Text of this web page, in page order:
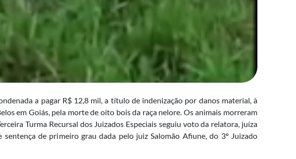
a pagar R$ 12,8 mil, a título de indenização por danos material, à
em Goiás, pela morte de oito bois da raça nelore. Os animais morreram
Turma Recursal dos Juizados Especiais seguiu voto da relatora, juíza
de primeiro grau dada pelo juiz Salomão Afiune, do 3º Juizado